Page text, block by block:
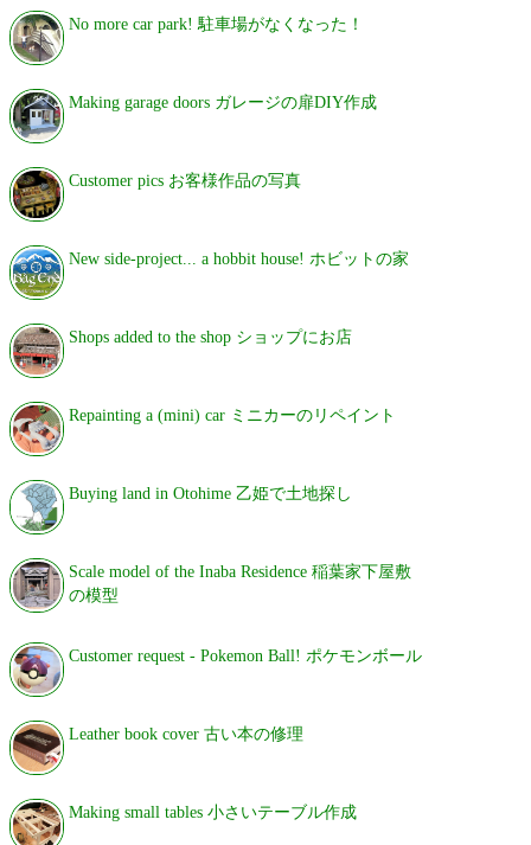
No more car park! 駐車場がなくなった！
Making garage doors ガレージの扉DIY作成
Customer pics お客様作品の写真
New side-project... a hobbit house! ホビットの家
Shops added to the shop ショップにお店
Repainting a (mini) car ミニカーのリペイント
Buying land in Otohime 乙姫で土地探し
Scale model of the Inaba Residence 稲葉家下屋敷
の模型
Customer request - Pokemon Ball! ポケモンボール
Leather book cover 古い本の修理
Making small tables 小さいテーブル作成